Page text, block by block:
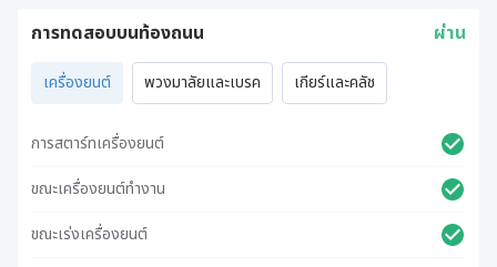
การทดสอบบนท้องถนน ผ่าน
เครื่องยนต์ พวงมาลัยและเบรค เกียร์และคลัช
การสตาร์ทเครื่องยนต์
ขณะเครื่องยนต์ทำงาน
ขณะเร่งเครื่องยนต์